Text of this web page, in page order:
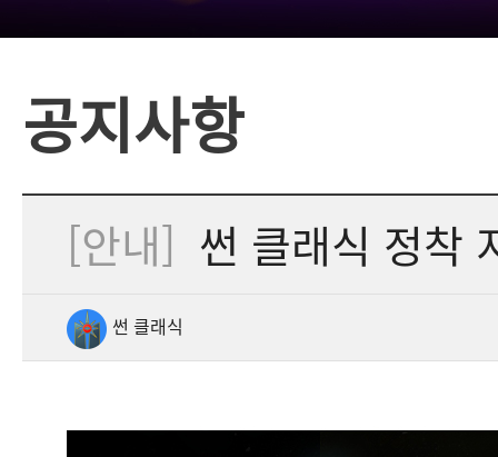
공지사항
[안내] 썬 클래식 정착
썬 클래식